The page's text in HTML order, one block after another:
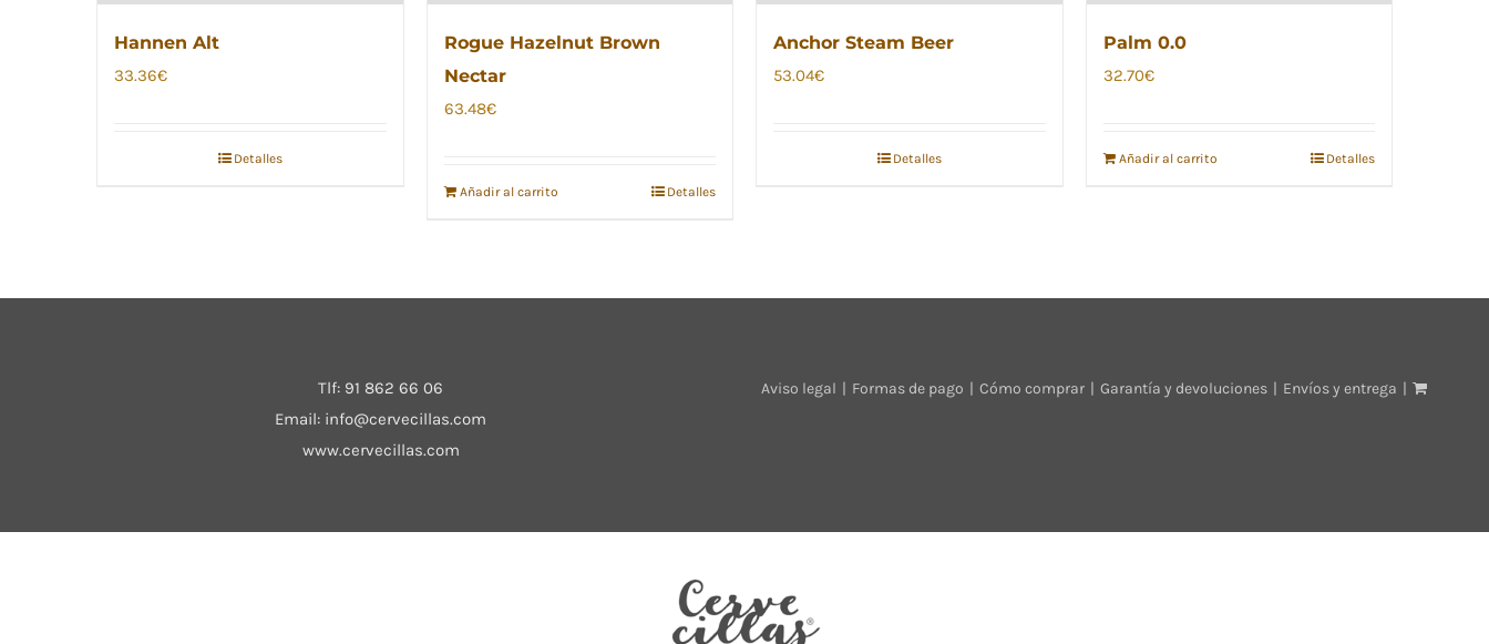
Hannen Alt
33.36€
Detalles
Rogue Hazelnut Brown
Nectar
63.48€
Añadir al carrito Detalles
Anchor Steam Beer
53.04€
Detalles
Palm 0.0
32.70€
Añadir al carrito Detalles
Tlf: 91 862 66 06
Email: info@cervecillas.com
www.cervecillas.com
Aviso legal Formas de pago Cómo comprar Garantía y devoluciones Envíos y entrega